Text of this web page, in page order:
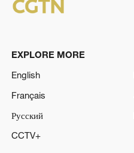
EXPLORE MORE
English
Français
Русский
CCTV+